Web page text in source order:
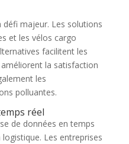
majeur. Les solutions
et les vélos cargo
facilitent les
la satisfaction
les
polluantes.
réel
de données en temps
Les entreprises